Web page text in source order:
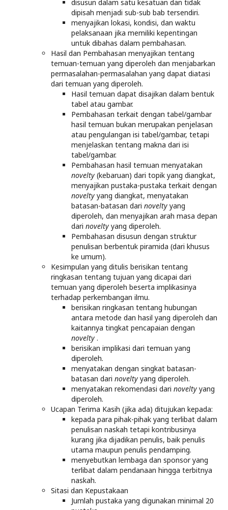
disusun dalam satu kesatuan dan tidak
dipisah menjadi sub-sub bab tersendiri.
menyajikan lokasi, kondisi, dan waktu
pelaksanaan jika memiliki kepentingan
untuk dibahas dalam pembahasan.
Hasil dan Pembahasan menyajikan tentang
temuan-temuan yang diperoleh dan menjabarkan
permasalahan-permasalahan yang dapat diatasi
dari temuan yang diperoleh.
Hasil temuan dapat disajikan dalam bentuk
tabel atau gambar.
Pembahasan terkait dengan tabel/gambar
hasil temuan bukan merupakan penjelasan
atau pengulangan isi tabel/gambar, tetapi
menjelaskan tentang makna dari isi
tabel/gambar.
Pembahasan hasil temuan menyatakan
novelty (kebaruan) dari topik yang diangkat,
menyajikan pustaka-pustaka terkait dengan
novelty yang diangkat, menyatakan
batasan-batasan dari novelty yang
diperoleh, dan menyajikan arah masa depan
dari novelty yang diperoleh.
Pembahasan disusun dengan struktur
penulisan berbentuk piramida (dari khusus
ke umum).
Kesimpulan yang ditulis berisikan tentang
ringkasan tentang tujuan yang dicapai dari
temuan yang diperoleh beserta implikasinya
terhadap perkembangan ilmu.
berisikan ringkasan tentang hubungan
antara metode dan hasil yang diperoleh dan
kaitannya tingkat pencapaian dengan
novelty .
berisikan implikasi dari temuan yang
diperoleh.
menyatakan dengan singkat batasan-
batasan dari novelty yang diperoleh.
menyatakan rekomendasi dari novelty yang
diperoleh.
Ucapan Terima Kasih (jika ada) ditujukan kepada:
kepada para pihak-pihak yang terlibat dalam
penulisan naskah tetapi kontribusinya
kurang jika dijadikan penulis, baik penulis
utama maupun penulis pendamping.
menyebutkan lembaga dan sponsor yang
terlibat dalam pendanaan hingga terbitnya
naskah.
Sitasi dan Kepustakaan
Jumlah pustaka yang digunakan minimal 20